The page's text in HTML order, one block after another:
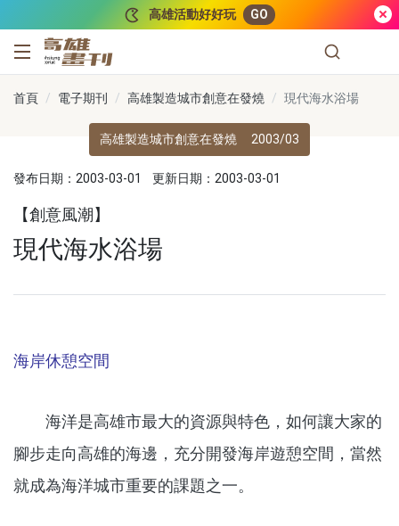
高雄活動好好玩 GO
高雄畫刊
首頁 電子期刊 高雄製造城市創意在發燒 現代海水浴場
高雄製造城市創意在發燒 2003/03
發布日期：2003-03-01 更新日期：2003-03-01
【創意風潮】
現代海水浴場
海岸休憩空間
海洋是高雄市最大的資源與特色，如何讓大家的
腳步走向高雄的海邊，充分開發海岸遊憩空間，當然
就成為海洋城市重要的課題之一。